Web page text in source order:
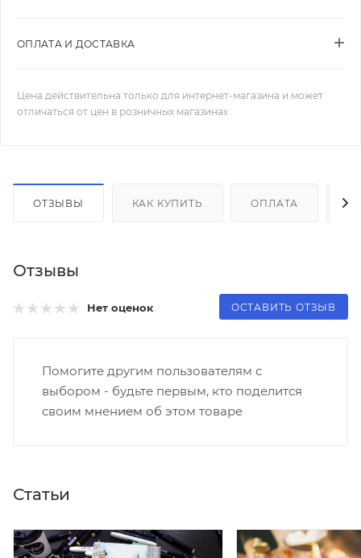
ОПЛАТА И ДОСТАВКА
Цена действительна только для интернет-магазина и может
отличаться от цен в розничных магазинах
ОТЗЫВЫ КАК КУПИТЬ ОПЛАТА
Отзывы
Нет оценок ОСТАВИТЬ ОТЗЫВ
Помогите другим пользователям с
выбором - будьте первым, кто поделится
своим мнением об этом товаре
Статьи